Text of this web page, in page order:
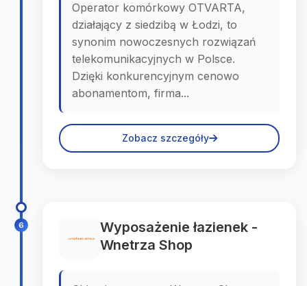
Operator komórkowy OTVARTA,
działający z siedzibą w Łodzi, to
synonim nowoczesnych rozwiązań
telekomunikacyjnych w Polsce.
Dzięki konkurencyjnym cenowo
abonamentom, firma...
Zobacz szczegóły
6
Wyposażenie łazienek -
Wnetrza Shop